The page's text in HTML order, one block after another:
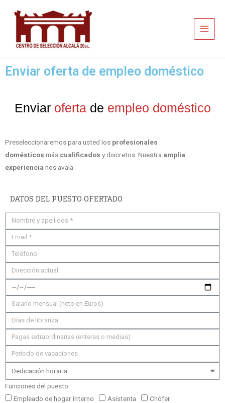
Enviar oferta de empleo doméstico
Enviar ofertade empleo doméstico
Preseleccionaremos para usted los profesionales
domésticos más cualificados y discretos. Nuestra amplia
experiencia nos avala.
DATOS DEL PUESTO OFERTADO
Funciones del puesto:
Empleado de hogar interno
Asistenta
Chófer